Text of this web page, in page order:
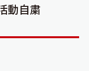
動自粛